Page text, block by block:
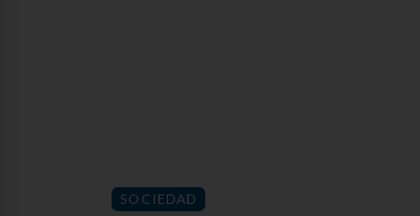
SOCIEDAD